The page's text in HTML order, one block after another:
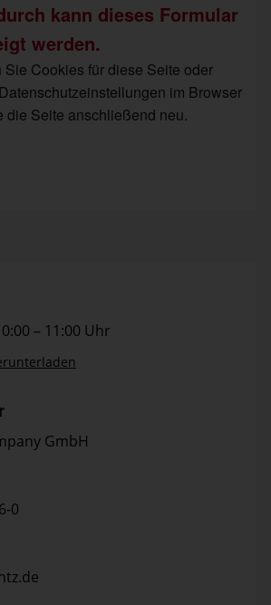
kann dieses Formular
werden.
Sie Cookies für diese Seite oder
im Browser
die Seite anschließend neu.
– 11:00 Uhr
GmbH
0